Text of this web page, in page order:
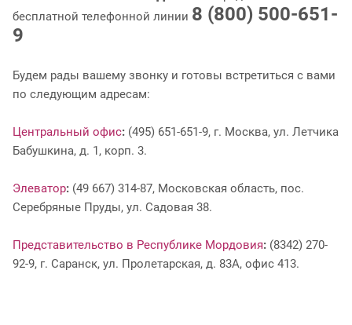
бесплатной телефонной линии 8 (800) 500-651-
9
Будем рады вашему звонку и готовы встретиться с вами
по следующим адресам:
Центральный офис: (495) 651-651-9, г. Москва, ул. Летчика
Бабушкина, д. 1, корп. 3.
Элеватор: (49 667) 314-87, Московская область, пос.
Серебряные Пруды, ул. Садовая 38.
Представительство в Республике Мордовия: (8342) 270-
92-9, г. Саранск, ул. Пролетарская, д. 83А, офис 413.